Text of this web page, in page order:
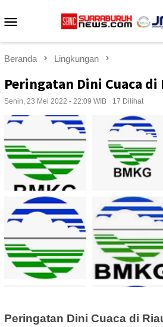
ke
Beranda Lingkungan
Peringatan Dini Cuaca di
Senin, 23 Mei 2022 - 22:09 WIB 17 Dilihat
Peringatan Dini Cuaca di